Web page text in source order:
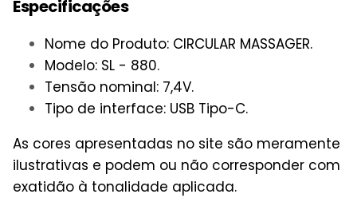
Especificações
Nome do Produto: CIRCULAR MASSAGER.
Modelo: SL - 880.
Tensão nominal: 7,4V.
Tipo de interface: USB Tipo-C.
As cores apresentadas no site são meramente
ilustrativas e podem ou não corresponder com
exatidão à tonalidade aplicada.